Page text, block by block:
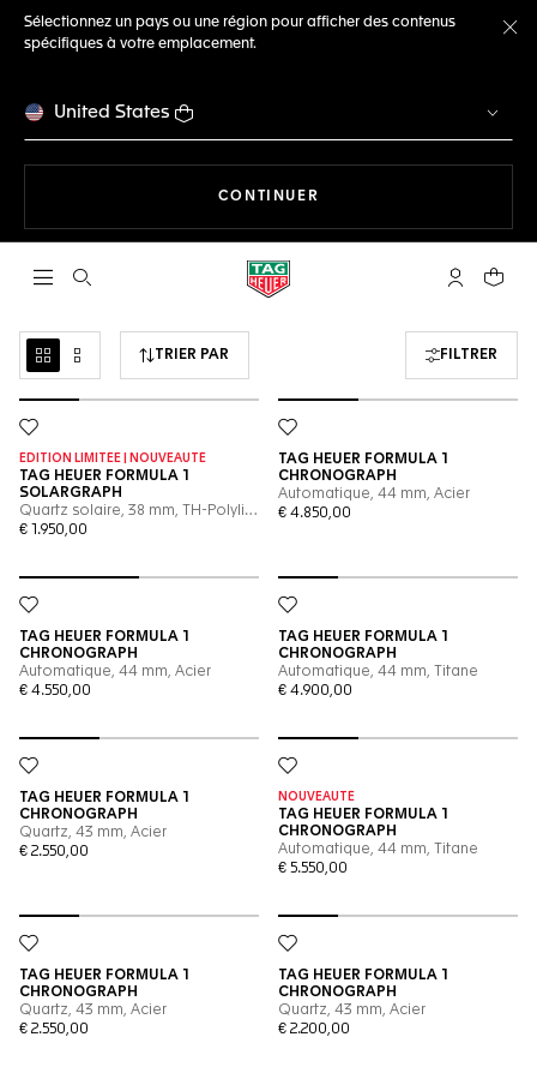
Sélectionnez un pays ou une région pour afficher des contenus
spécifiques à votre emplacement.
United States
CONTINUER
Ouvrir la barre de recherche Compte My
Votre